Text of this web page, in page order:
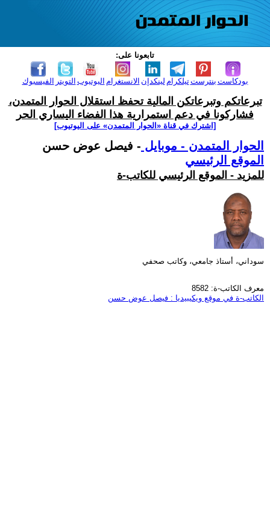
تابعونا على:
الفيسبوك التويتر اليوتيوب الانستغرام لينكدإن تيلكرامبنترست بودكاست
تبرعاتكم وتبرعاتكن المالية تحفظ استقلال الحوار المتمدن،
فشاركونا في دعم استمرارية هذا الفضاء اليساري الحر
[اشترك في قناة ‫«الحوار المتمدن» على اليوتيوب]
الحوار المتمدن - موبايل - فيصل عوض حسن
الموقع الرئيسي
للمزيد - الموقع الرئيسي للكاتب-ة
سوداني، أستاذ جامعي، وكاتب صحفي
معرف الكاتب-ة: 8582
الكاتب-ة في موقع ويكيبيديا : فيصل عوض حسن